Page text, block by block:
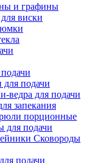
и графины
виски
для подачи
ведра для подачи
запекания
порционные
для подачи
Сковороды
подачи